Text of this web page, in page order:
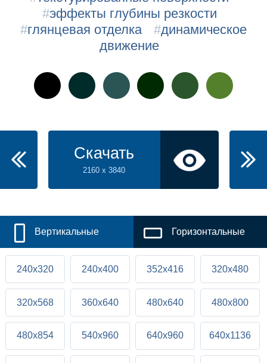
#эффекты глубины резкости
#глянцевая отделка #динамическое
движение
Скачать
2160 x 3840
Вертикальные Горизонтальные
240x320 240x400 352x416 320x480
320x568 360x640 480x640 480x800
480x854 540x960 640x960 640x1136